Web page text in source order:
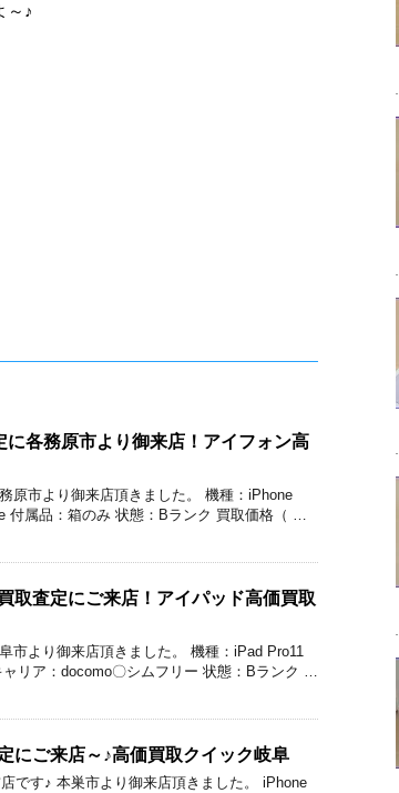
～♪
各務原市より御来店！アイフォン高
原市より御来店頂きました。 機種：iPhone
付属品：箱のみ 状態：Bランク 買取価格（ …
取査定にご来店！アイパッド高価買取
市より御来店頂きました。 機種：iPad Pro11
リア：docomo〇シムフリー 状態：Bランク …
にご来店～♪高価買取クイック岐阜
です♪ 本巣市より御来店頂きました。 iPhone